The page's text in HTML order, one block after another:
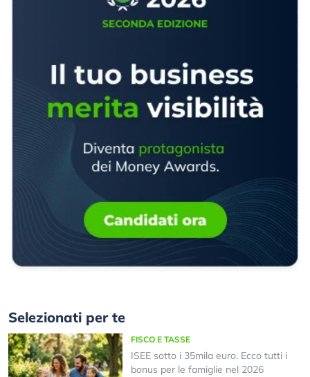
Selezionati per te
FISCO E TASSE
ISEE sotto i 35mila euro. Ecco tutti i
bonus per le famiglie nel 2026